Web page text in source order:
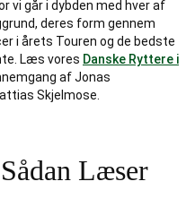
vi går i dybden med hver af
deres form gennem
i årets Touren og de bedste
Læs vores Danske Ryttere i
af Jonas
Skjelmose.
Læser